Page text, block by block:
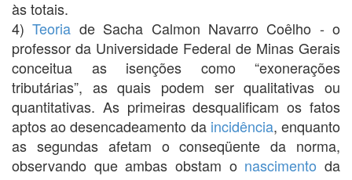
às totais.
4)Teoria de Sacha Calmon Navarro Coêlho - o
professor da Universidade Federal de Minas Gerais
conceitua as isenções como “exonerações
tributárias”, as quais podem ser qualitativas ou
quantitativas. As primeiras desqualificam os fatos
aptos ao desencadeamento da incidência, enquanto
as segundas afetam o conseqüente da norma,
observando que ambas obstam o nascimento da